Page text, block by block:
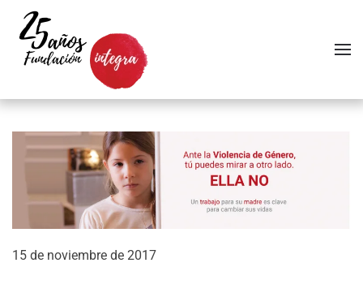
Skip to main content
15 de noviembre de 2017